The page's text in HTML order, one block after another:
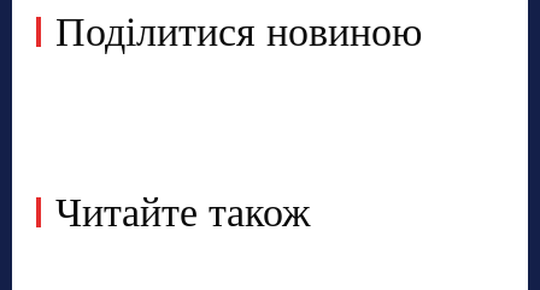
Поділитися новиною
Читайте також